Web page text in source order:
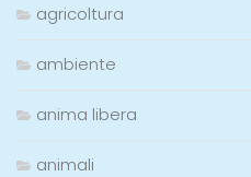
agricoltura
ambiente
anima libera
animali